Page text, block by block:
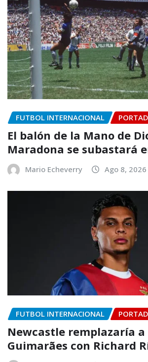
FUTBOL INTERNACIONAL
El balón de la Mano de
Maradona se subastará
Mario Echeverry Ago 8, 2026
FUTBOL INTERNACIONAL
Newcastle remplazaría
Guimarães con Richard